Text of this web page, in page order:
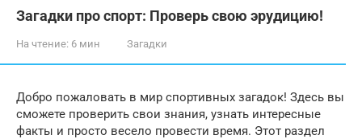
Загадки про спорт: Проверь свою эрудицию!
На чтение: 6 мин Загадки
Добро пожаловать в мир спортивных загадок! Здесь вы
сможете проверить свои знания, узнать интересные
факты и просто весело провести время. Этот раздел